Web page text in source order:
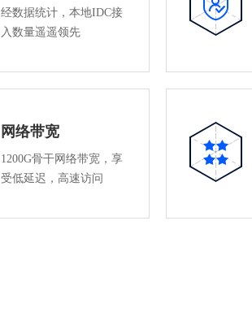
经数据统计，本地IDC接
入数量遥遥领先
网络带宽
1200G骨干网络带宽，享
受低延迟，高速访问